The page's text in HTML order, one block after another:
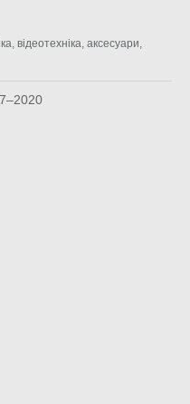
відеотехніка, аксесуари,